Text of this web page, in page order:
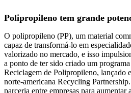
Polipropileno tem grande
O polipropileno (PP), um material
capaz de transformá-lo em
valorizado no mercado, e isso
a ponto de ter sido criado um
Reciclagem de Polipropileno, lançado
norte-americana Recycling
parceria entre empresas para aumentar